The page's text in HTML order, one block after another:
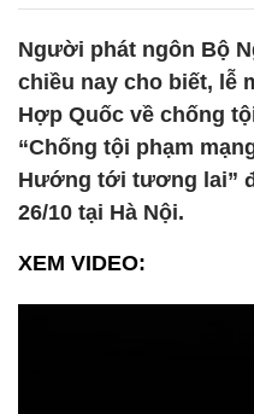
Người phát ngôn Bộ
chiều nay cho biết, lễ
Hợp Quốc về chống
“Chống tội phạm
Hướng tới tương lai”
26/10 tại Hà Nội.
XEM VIDEO: